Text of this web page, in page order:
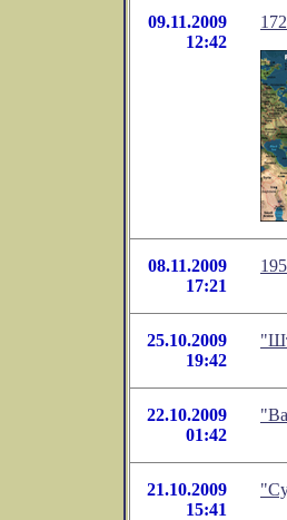
09.11.2009
12:42
08.11.2009
17:21
25.10.2009
19:42
22.10.2009
01:42
21.10.2009
15:41